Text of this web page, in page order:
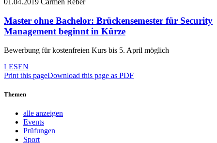
01.04.2019 Carmen Reber
Master ohne Bachelor: Brückensemester für Security
Management beginnt in Kürze
Bewerbung für kostenfreien Kurs bis 5. April möglich
LESEN
Print this pageDownload this page as PDF
Themen
alle anzeigen
Events
Prüfungen
Sport